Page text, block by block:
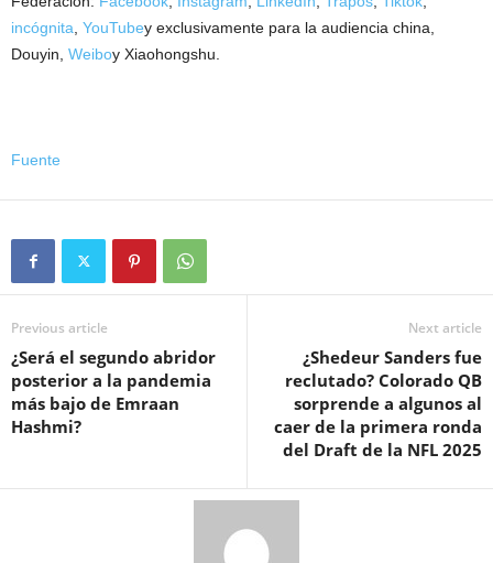
incógnita YouTubey exclusivamente para la audiencia china,
Douyin, Weiboy Xiaohongshu.
Fuente
Previous article
¿Será el segundo abridor
posterior a la pandemia
más bajo de Emraan
Hashmi?
Next article
¿Shedeur Sanders fue
reclutado? Colorado QB
sorprende a algunos al
caer de la primera ronda
del Draft de la NFL 2025